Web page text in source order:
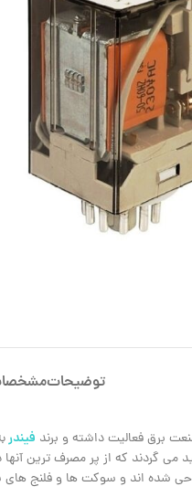
توضیحات
برق فعالیت داشته و برند فیندر